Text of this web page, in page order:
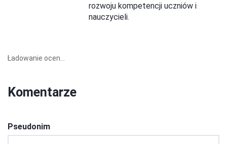
rozwoju kompetencji uczniów i
nauczycieli.
Ładowanie ocen...
Komentarze
Pseudonim